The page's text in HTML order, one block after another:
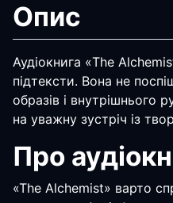
Опис
Аудіокнига «The
підтексти. Вона не
образів і внутрішнього
на уважну зустріч із
Про
«The Alchemist» варто